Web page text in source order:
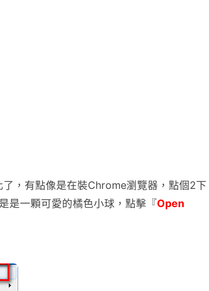
，有點像是在裝Chrome瀏覽器，點個2下
是一顆可愛的橘色小球，點擊『Open